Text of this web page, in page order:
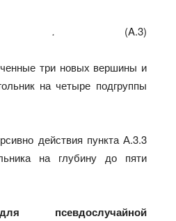
. (A.3)
три новых вершины и
на четыре подгруппы
действия пункта А.3.3
на глубину до пяти